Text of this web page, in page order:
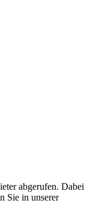
abgerufen. Dabei
Sie in unserer